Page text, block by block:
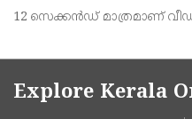
12 സെക്കന്‍ഡ് മാത്രമാണ്
Explore Kerala